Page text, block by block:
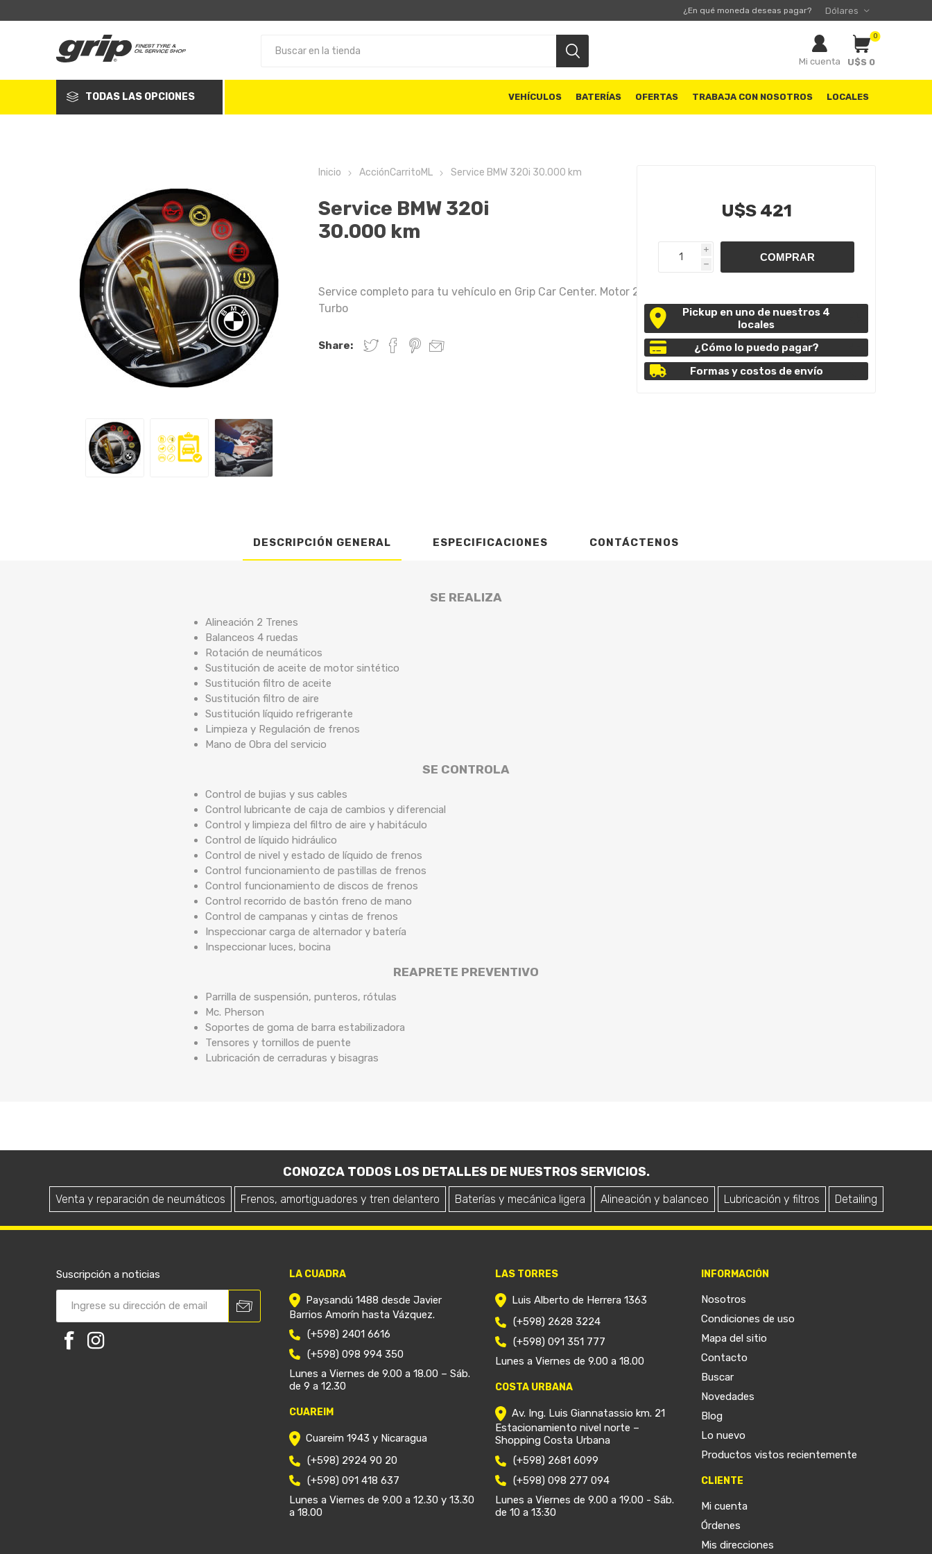
¿En qué moneda deseas pagar?
Mi cuenta
0
U$S 0
TODAS LAS OPCIONES VEHÍCULOS BATERÍAS OFERTAS TRABAJA CON NOSOTROS LOCALES
Inicio AcciónCarritoML Service BMW 320i 30.000 km
Service BMW 320i
30.000 km
Service completo para tu vehículo en Grip Car Center. Motor 2.0
Turbo
Share:
U$S 421
i
h
Pickup en uno de nuestros 4
locales
¿Cómo lo puedo pagar?
Formas y costos de envío
DESCRIPCIÓN GENERAL ESPECIFICACIONES CONTÁCTENOS
SE REALIZA
Alineación 2 Trenes
Balanceos 4 ruedas
Rotación de neumáticos
Sustitución de aceite de motor sintético
Sustitución filtro de aceite
Sustitución filtro de aire
Sustitución líquido refrigerante
Limpieza y Regulación de frenos
Mano de Obra del servicio
SE CONTROLA
Control de bujias y sus cables
Control lubricante de caja de cambios y diferencial
Control y limpieza del filtro de aire y habitáculo
Control de líquido hidráulico
Control de nivel y estado de líquido de frenos
Control funcionamiento de pastillas de frenos
Control funcionamiento de discos de frenos
Control recorrido de bastón freno de mano
Control de campanas y cintas de frenos
Inspeccionar carga de alternador y batería
Inspeccionar luces, bocina
REAPRETE PREVENTIVO
Parrilla de suspensión, punteros, rótulas
Mc. Pherson
Soportes de goma de barra estabilizadora
Tensores y tornillos de puente
Lubricación de cerraduras y bisagras
CONOZCA TODOS LOS DETALLES DE NUESTROS SERVICIOS.
Venta y reparación de neumáticos Frenos, amortiguadores y tren delantero Baterías y mecánica ligera Alineación y balanceo Lubricación y filtros Detailing
Suscripción a noticias LA CUADRA
Paysandú 1488 desde Javier
Barrios Amorín hasta Vázquez.
(+598) 2401 6616
(+598) 098 994 350
Lunes a Viernes de 9.00 a 18.00 – Sáb.
de 9 a 12.30
CUAREIM
Cuareim 1943 y Nicaragua
(+598) 2924 90 20
(+598) 091 418 637
Lunes a Viernes de 9.00 a 12.30 y 13.30
a 18.00
LAS TORRES
Luis Alberto de Herrera 1363
(+598) 2628 3224
(+598) 091 351 777
Lunes a Viernes de 9.00 a 18.00
COSTA URBANA
Av. Ing. Luis Giannatassio km. 21
Estacionamiento nivel norte –
Shopping Costa Urbana
(+598) 2681 6099
(+598) 098 277 094
Lunes a Viernes de 9.00 a 19.00 - Sáb.
de 10 a 13:30
INFORMACIÓN
Nosotros
Condiciones de uso
Mapa del sitio
Contacto
Buscar
Novedades
Blog
Lo nuevo
Productos vistos recientemente
CLIENTE
Mi cuenta
Órdenes
Mis direcciones